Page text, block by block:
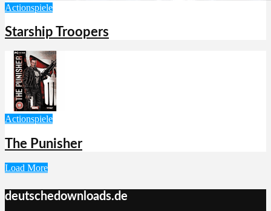
Actionspiele
Starship Troopers
Actionspiele
The Punisher
Load More
deutschedownloads.de